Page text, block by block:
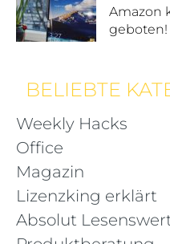
Amazon
geboten!
BELIEBTE
Weekly Hacks
Office
Magazin
Lizenzking erklärt
Absolut